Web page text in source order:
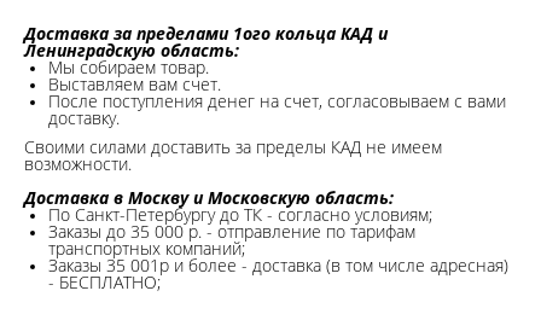
Доставка за пределами 1ого кольца КАД и
Ленинградскую область:
Мы собираем товар.
Выставляем вам счет.
После поступления денег на счет, согласовываем с вами
доставку.
Своими силами доставить за пределы КАД не имеем
возможности.​
Доставка в Москву и Московскую область:
По Санкт-Петербургу до ТК - согласно условиям;
Заказы до 35 000 р. - отправление по тарифам
транспортных компаний;
Заказы 35 001р и более - доставка (в том числе адресная)
- БЕСПЛАТНО;